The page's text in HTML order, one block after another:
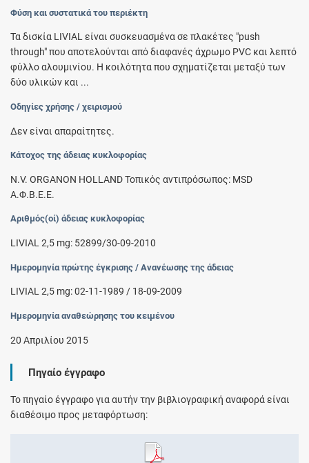
Φύση και συστατικά του περιέκτη
Τα δισκία LIVIAL είναι συσκευασμένα σε πλακέτες "push
through" που αποτελούνται από διαφανές άχρωμο PVC και λεπτό
φύλλο αλουμινίου. Η κοιλότητα που σχηματίζεται μεταξύ των
δύο υλικών και ...
Οδηγίες χρήσης / χειρισμού
Δεν είναι απαραίτητες.
Κάτοχος της άδειας κυκλοφορίας
N.V. ORGANON HOLLAND Τοπικός αντιπρόσωπος: MSD
Α.Φ.Β.Ε.Ε.
Αριθμός(οί) άδειας κυκλοφορίας
LIVIAL 2,5 mg: 52899/30-09-2010
Ημερομηνία πρώτης έγκρισης / Ανανέωσης της άδειας
LIVIAL 2,5 mg: 02-11-1989 / 18-09-2009
Ημερομηνία αναθεώρησης του κειμένου
20 Απριλίου 2015
Πηγαίο έγγραφο
Το πηγαίο έγγραφο για αυτήν την βιβλιογραφική αναφορά είναι
διαθέσιμο προς μεταφόρτωση: